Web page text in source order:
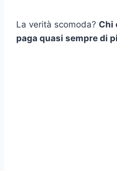
La verità scomoda? Chi
paga quasi sempre di